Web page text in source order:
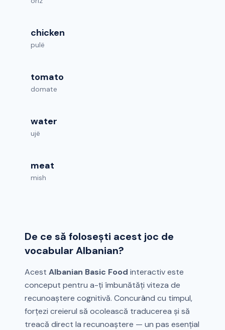
chicken
pulë
tomato
domate
water
ujë
meat
mish
De ce să folosești acest joc de
vocabular Albanian?
Acest Albanian Basic Food interactiv este
conceput pentru a-ți îmbunătăți viteza de
recunoaștere cognitivă. Concurând cu timpul,
forțezi creierul să ocolească traducerea și să
treacă direct la recunoaștere — un pas esențial